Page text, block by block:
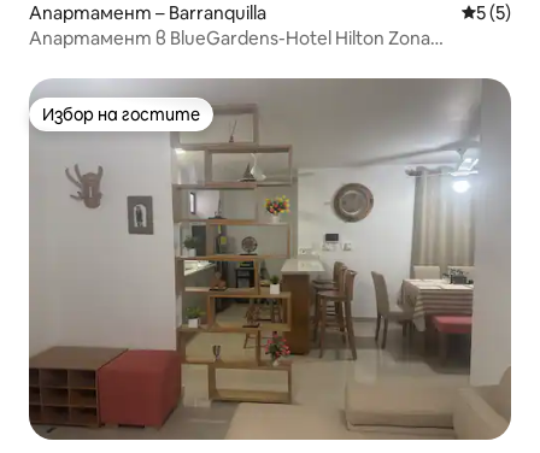
Апартамент – Barranquilla Средна
5 (5)
Апартамент в BlueGardens-Hotel Hilton Zona
Избор на гостите
Избор на гостите